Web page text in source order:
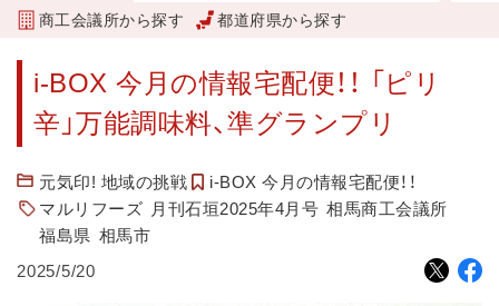
商工会議所から探す 都道府県から探す
i-BOX 今月の情報宅配便！！ 「ピリ
辛」万能調味料、準グランプリ
元気印! 地域の挑戦
i-BOX 今月の情報宅配便！！
マルリフーズ 月刊石垣2025年4月号 相馬商工会議所
福島県 相馬市
2025/5/20